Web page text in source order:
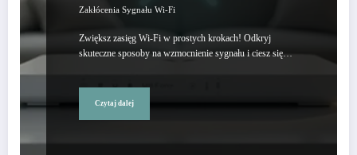
Zakłócenia Sygnału Wi-Fi
Zwiększ zasięg Wi-Fi w prostych krokach! Odkryj
skuteczne sposoby na wzmocnienie sygnału i ciesz się…
Czytaj dalej